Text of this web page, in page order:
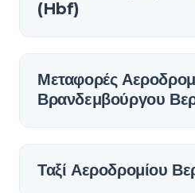
(Hbf)
Μεταφορές
Βρανδεμβούργου
Ταξί Αεροδρομίου